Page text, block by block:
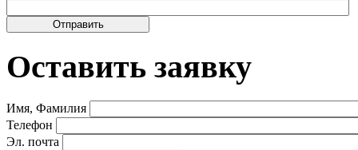
Оставить заявку
Имя, Фамилия
Телефон
Эл. почта